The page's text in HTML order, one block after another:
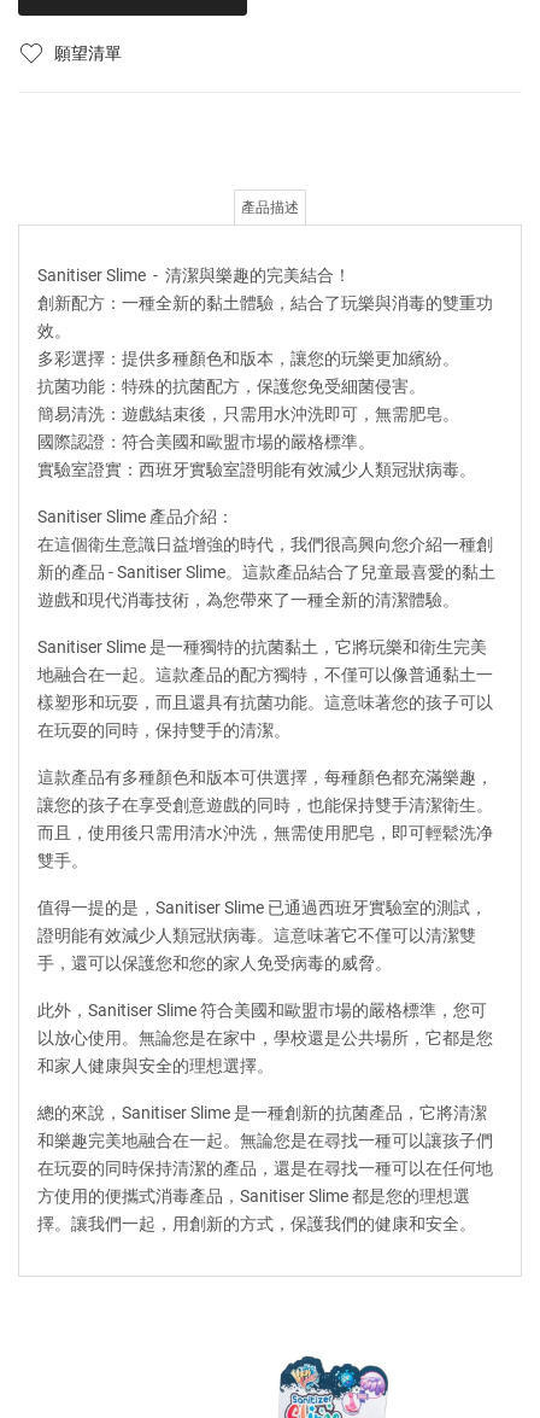
願望清單
產品描述
Sanitiser Slime - 清潔與樂趣的完美結合！
創新配方：一種全新的黏土體驗，結合了玩樂與消毒的雙重功
效。
多彩選擇：提供多種顏色和版本，讓您的玩樂更加繽紛。
抗菌功能：特殊的抗菌配方，保護您免受細菌侵害。
簡易清洗：遊戲結束後，只需用水沖洗即可，無需肥皂。
國際認證：符合美國和歐盟市場的嚴格標準。
實驗室證實：西班牙實驗室證明能有效減少人類冠狀病毒。
Sanitiser Slime 產品介紹：
在這個衛生意識日益增強的時代，我們很高興向您介紹一種創
新的產品 - Sanitiser Slime。這款產品結合了兒童最喜愛的黏土
遊戲和現代消毒技術，為您帶來了一種全新的清潔體驗。
Sanitiser Slime 是一種獨特的抗菌黏土，它將玩樂和衛生完美
地融合在一起。這款產品的配方獨特，不僅可以像普通黏土一
樣塑形和玩耍，而且還具有抗菌功能。這意味著您的孩子可以
在玩耍的同時，保持雙手的清潔。
這款產品有多種顏色和版本可供選擇，每種顏色都充滿樂趣，
讓您的孩子在享受創意遊戲的同時，也能保持雙手清潔衛生。
而且，使用後只需用清水沖洗，無需使用肥皂，即可輕鬆洗净
雙手。
值得一提的是，Sanitiser Slime 已通過西班牙實驗室的測試，
證明能有效減少人類冠狀病毒。這意味著它不僅可以清潔雙
手，還可以保護您和您的家人免受病毒的威脅。
此外，Sanitiser Slime 符合美國和歐盟市場的嚴格標準，您可
以放心使用。無論您是在家中，學校還是公共場所，它都是您
和家人健康與安全的理想選擇。
總的來說，Sanitiser Slime 是一種創新的抗菌產品，它將清潔
和樂趣完美地融合在一起。無論您是在尋找一種可以讓孩子們
在玩耍的同時保持清潔的產品，還是在尋找一種可以在任何地
方使用的便攜式消毒產品，Sanitiser Slime 都是您的理想選
擇。讓我們一起，用創新的方式，保護我們的健康和安全。